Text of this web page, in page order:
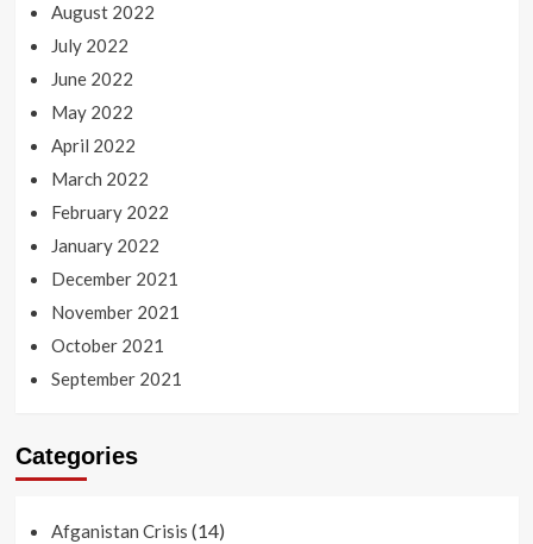
August 2022
July 2022
June 2022
May 2022
April 2022
March 2022
February 2022
January 2022
December 2021
November 2021
October 2021
September 2021
Categories
Afganistan Crisis (14)